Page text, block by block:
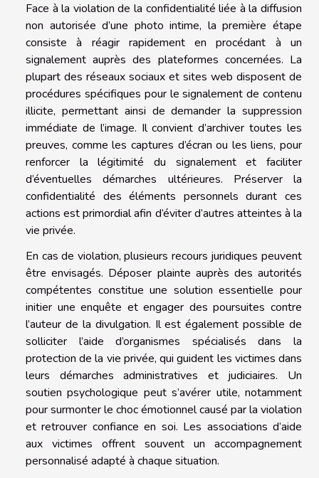
Face à la violation de la confidentialité liée à la diffusion
non autorisée d’une photo intime, la première étape
consiste à réagir rapidement en procédant à un
signalement auprès des plateformes concernées. La
plupart des réseaux sociaux et sites web disposent de
procédures spécifiques pour le signalement de contenu
illicite, permettant ainsi de demander la suppression
immédiate de l’image. Il convient d’archiver toutes les
preuves, comme les captures d’écran ou les liens, pour
renforcer la légitimité du signalement et faciliter
d’éventuelles démarches ultérieures. Préserver la
confidentialité des éléments personnels durant ces
actions est primordial afin d’éviter d’autres atteintes à la
vie privée.
En cas de violation, plusieurs recours juridiques peuvent
être envisagés. Déposer plainte auprès des autorités
compétentes constitue une solution essentielle pour
initier une enquête et engager des poursuites contre
l’auteur de la divulgation. Il est également possible de
solliciter l’aide d’organismes spécialisés dans la
protection de la vie privée, qui guident les victimes dans
leurs démarches administratives et judiciaires. Un
soutien psychologique peut s’avérer utile, notamment
pour surmonter le choc émotionnel causé par la violation
et retrouver confiance en soi. Les associations d’aide
aux victimes offrent souvent un accompagnement
personnalisé adapté à chaque situation.